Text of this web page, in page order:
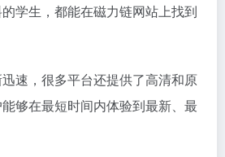
学生，都能在磁力链网站上找到
速，很多平台还提供了高清和原
够在最短时间内体验到最新、最